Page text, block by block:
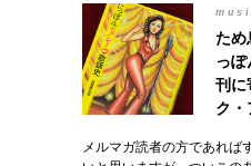
た
っ
刊に
ク・
メルマガ読者の方であれば